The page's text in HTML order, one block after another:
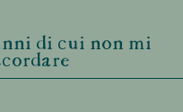
di cui non mi